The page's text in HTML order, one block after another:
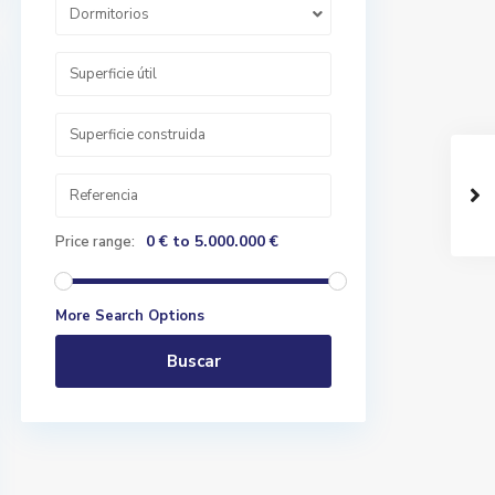
Dormitorios
Price range: 0 € to 5.000.000 €
More Search Options
Buscar